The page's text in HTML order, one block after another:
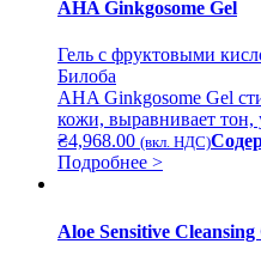
AHA Ginkgosome Gel
Гель с фруктовыми
Билоба
AHA Ginkgosome Gel
кожи, выравнивает тон,
₴4,968.00 (вкл. НДС)
Подробнее >
Aloe Sensitive Cleansing